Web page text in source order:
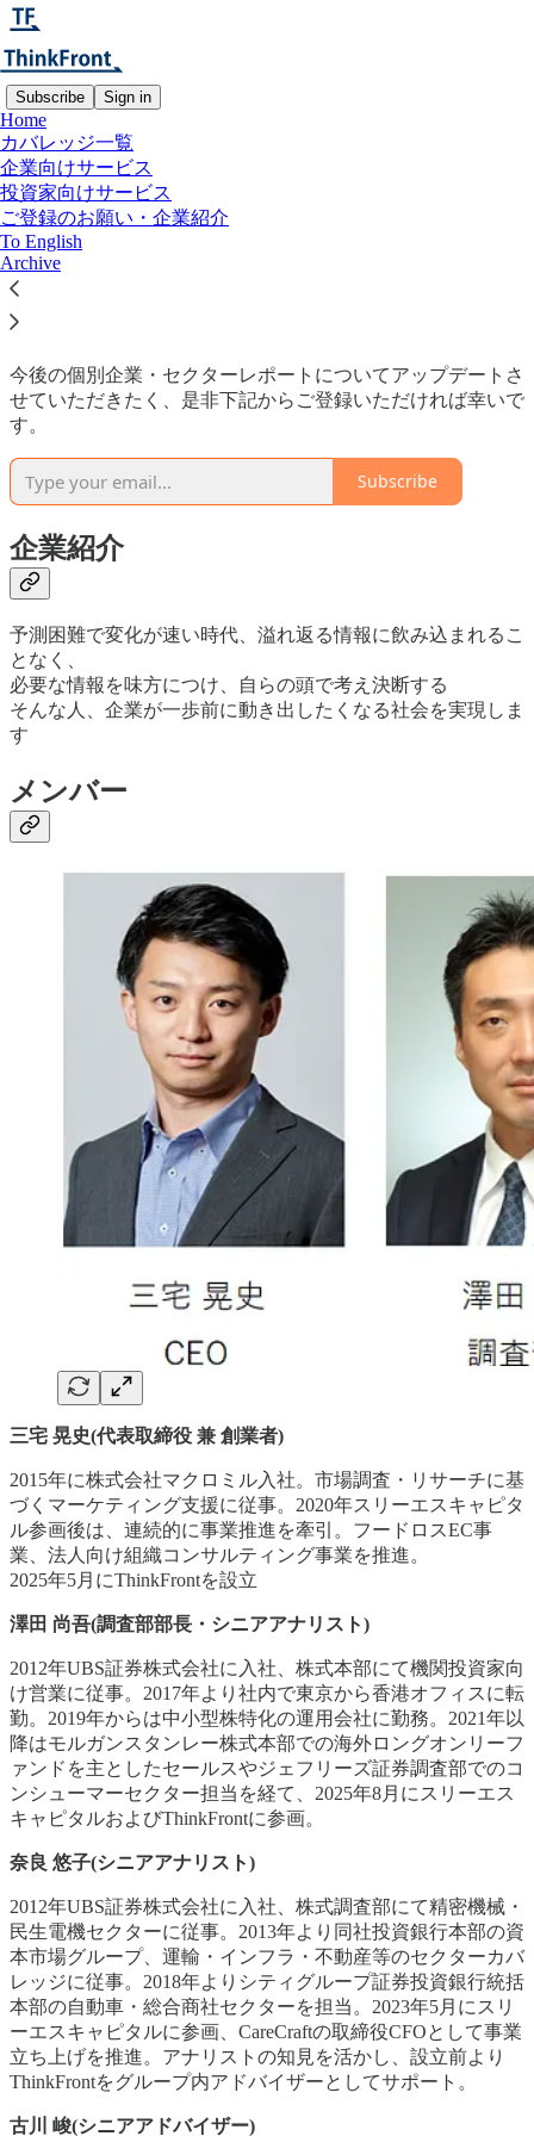
Subscribe Sign in
Home
カバレッジ一覧
企業向けサービス
投資家向けサービス
ご登録のお願い・企業紹介
To English
Archive
Read distraction-free on Substack
ご登録のお願い・企業紹介
今後の個別企業・セクターレポートについてアップデートさ
せていただきたく、是非下記からご登録いただければ幸いで
す。
Subscribe
企業紹介
予測困難で変化が速い時代、溢れ返る情報に飲み込まれるこ
となく、
必要な情報を味方につけ、自らの頭で考え決断する
そんな人、企業が一歩前に動き出したくなる社会を実現しま
す
メンバー
三宅 晃史(代表取締役 兼 創業者)
2015年に株式会社マクロミル入社。市場調査・リサーチに基
づくマーケティング支援に従事。2020年スリーエスキャピタ
ル参画後は、連続的に事業推進を牽引。フードロスEC事
業、法人向け組織コンサルティング事業を推進。
2025年5月にThinkFrontを設立
澤田 尚吾(調査部部長・シニアアナリスト)
2012年UBS証券株式会社に入社、株式本部にて機関投資家向
け営業に従事。2017年より社内で東京から香港オフィスに転
勤。2019年からは中小型株特化の運用会社に勤務。2021年以
降はモルガンスタンレー株式本部での海外ロングオンリーフ
ァンドを主としたセールスやジェフリーズ証券調査部でのコ
ンシューマーセクター担当を経て、2025年8月にスリーエス
キャピタルおよびThinkFrontに参画。
奈良 悠子(シニアアナリスト)
2012年UBS証券株式会社に入社、株式調査部にて精密機械・
民生電機セクターに従事。2013年より同社投資銀行本部の資
本市場グループ、運輸・インフラ・不動産等のセクターカバ
レッジに従事。2018年よりシティグループ証券投資銀行統括
本部の自動車・総合商社セクターを担当。2023年5月にスリ
ーエスキャピタルに参画、CareCraftの取締役CFOとして事業
立ち上げを推進。アナリストの知見を活かし、設立前より
ThinkFrontをグループ内アドバイザーとしてサポート。
古川 峻(シニアアドバイザー)